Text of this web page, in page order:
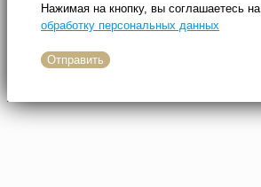
Нажимая на кнопку, вы соглашаетесь на
обработку персональных данных